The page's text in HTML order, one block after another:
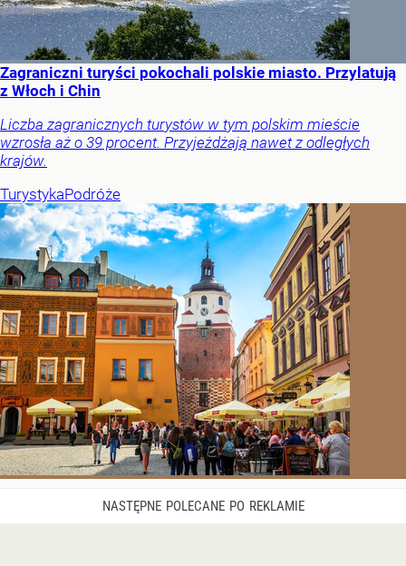
Zagraniczni turyści pokochali polskie miasto. Przylatują
z Włoch i Chin
Liczba zagranicznych turystów w tym polskim mieście
wzrosła aż o 39 procent. Przyjeżdżają nawet z odległych
krajów.
TurystykaPodróże